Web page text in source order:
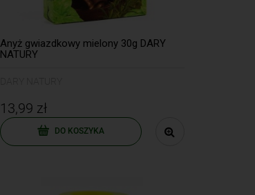
Anyż gwiazdkowy mielony 30g DARY
NATURY
13,99 zł
DO KOSZYKA